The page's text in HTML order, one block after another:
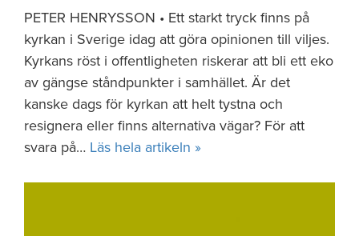
PETER HENRYSSON • Ett starkt tryck finns på
kyrkan i Sverige idag att göra opinionen till viljes.
Kyrkans röst i offentligheten riskerar att bli ett eko
av gängse ståndpunkter i samhället. Är det
kanske dags för kyrkan att helt tystna och
resignera eller finns alternativa vägar? För att
svara på… Läs hela artikeln »